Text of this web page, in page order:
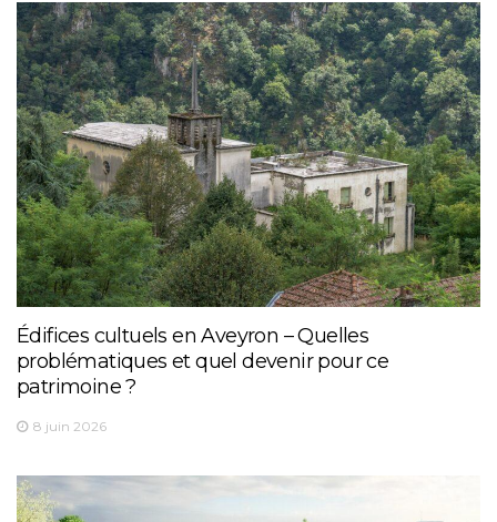
Édifices cultuels en Aveyron – Quelles
problématiques et quel devenir pour ce
patrimoine ?
8 juin 2026